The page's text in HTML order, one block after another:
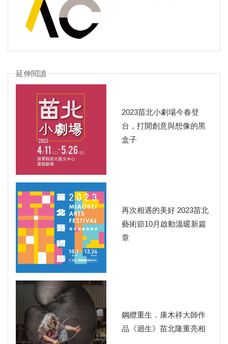
延伸閱讀
2023苗北小劇場今春登
台，打開創意與想像的黑
盒子
再次相遇的美好 2023苗北
藝術節10月啟動溫暖新篇
章
鋼纜重生．康木祥大師作
品《迴生》苗北隆重亮相